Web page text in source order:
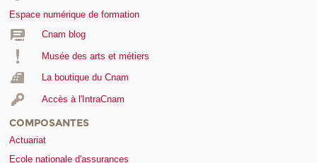
Espace numérique de formation
Cnam blog
Musée des arts et métiers
La boutique du Cnam
Accès à l'IntraCnam
COMPOSANTES
Actuariat
Ecole nationale d'assurances